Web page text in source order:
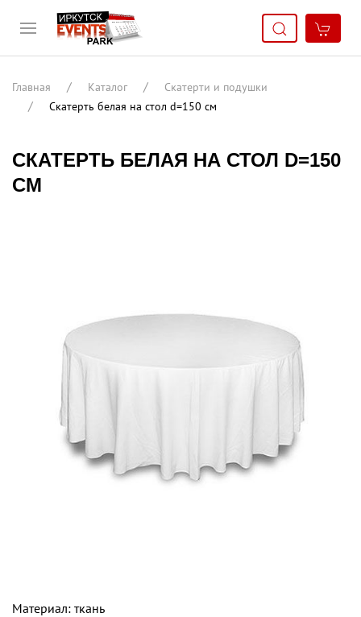
Главная Каталог
Скатерти и подушки
Скатерть белая на стол d=150 см
СКАТЕРТЬ БЕЛАЯ НА СТОЛ D=150
СМ
Материал: ткань